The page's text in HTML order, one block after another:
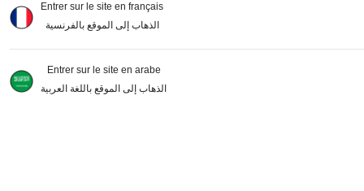
Entrer sur le site en français
الذهاب إلى الموقع بالفرنسية
Entrer sur le site en arabe
الذهاب إلى الموقع باللغة العربية